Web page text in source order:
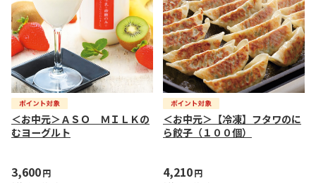
＜お中元＞ＡＳＯ ＭＩＬＫの
むヨーグルト
3,600円
＜お中元＞【冷凍】フタワのに
ら餃子（１００個）
4,210円